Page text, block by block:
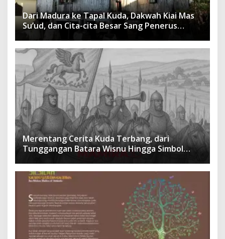
Dari Madura ke Tapal Kuda, Dakwah Kiai Mas
Su’ud, dan Cita-cita Besar Sang Penerus
Menusantara dan Mendunia
Merentang Cerita Kuda Terbang, dari
Tunggangan Batara Wisnu Hingga Simbol